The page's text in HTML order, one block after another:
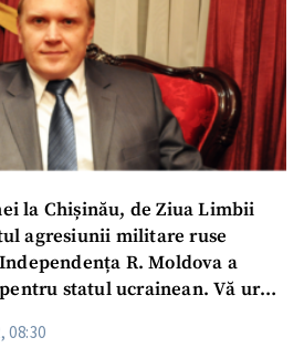
la Chișinău, de Ziua Limbii
agresiunii militare ruse
R. Moldova a
statul ucrainean. Vă urez
că în curând se vor regăsi
08:30